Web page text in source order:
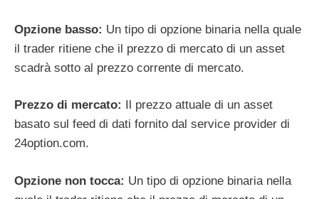
Opzione basso: Un tipo di opzione binaria nella quale
il trader ritiene che il prezzo di mercato di un asset
scadrà sotto al prezzo corrente di mercato.
Prezzo di mercato:
Il prezzo attuale di un asset
basato sul feed di dati fornito dal service provider di
24option.com.
Opzione non tocca: Un tipo di opzione binaria nella